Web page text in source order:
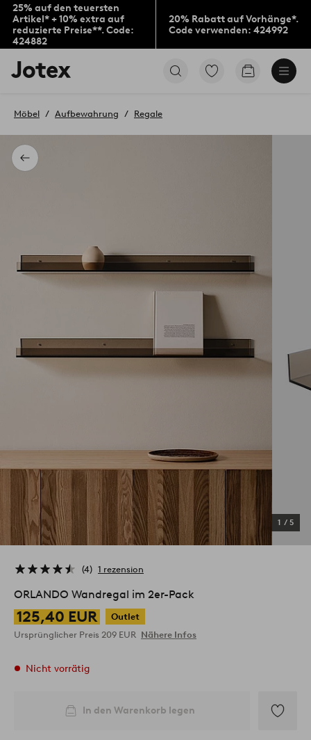
25% auf den teuersten
Artikel* + 10% extra auf
reduzierte Preise**. Code:
424882
20% Rabatt auf Vorhänge*.
Code verwenden: 424992
Jotex-
Logo
Startseite
Zu
Produkten
Zum
Zurück
Möbel Aufbewahrung Regale
1 / 5
4 1 rezension
ORLANDO Wandregal im 2er-Pack
125,40 EUR
Outlet
Ursprünglicher Preis 209 EUR Nähere Infos
Nicht vorrätig
In den Warenkorb legen